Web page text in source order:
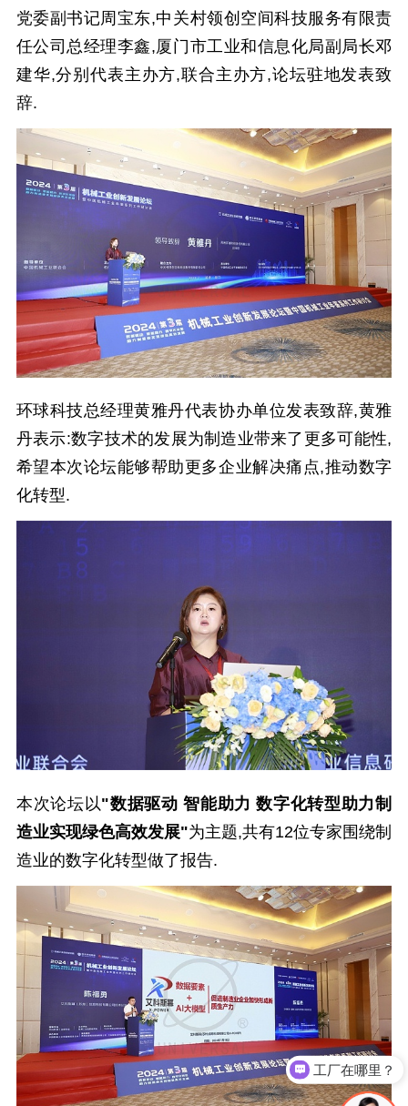
党委副书记周宝东,中关村领创空间科技服务有限责
任公司总经理李鑫,厦门市工业和信息化局副局长邓
建华,分别代表主办方,联合主办方,论坛驻地发表致
辞.
环球科技总经理黄雅丹代表协办单位发表致辞,黄雅
丹表示:数字技术的发展为制造业带来了更多可能性,
希望本次论坛能够帮助更多企业解决痛点,推动数字
化转型.
本次论坛以"数据驱动 智能助力 数字化转型助力制
造业实现绿色高效发展"为主题,共有12位专家围绕制
造业的数字化转型做了报告.
工厂在哪里？
可以非标定做吗？